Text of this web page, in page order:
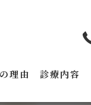
理由 診療内容